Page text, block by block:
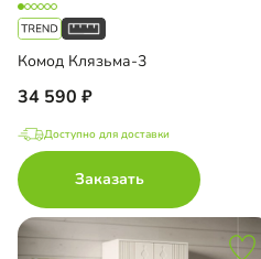
Комод Клязьма-3
34 590
Доступно для доставки
Заказать